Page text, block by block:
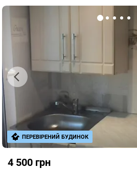
4 500 грн
ПЕРЕВІРЕНИЙ БУДИНОК